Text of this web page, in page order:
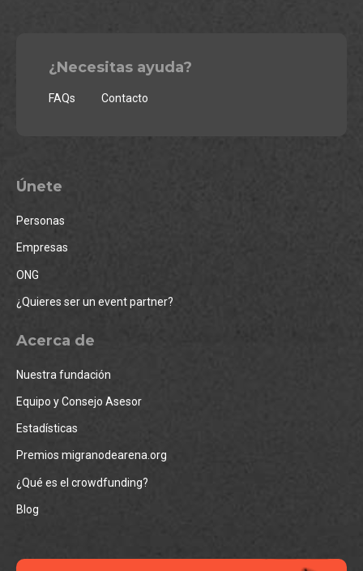
¿Necesitas ayuda?
FAQs Contacto
Únete
Personas
Empresas
ONG
¿Quieres ser un event partner?
Acerca de
Nuestra fundación
Equipo y Consejo Asesor
Estadísticas
Premios migranodearena.org
¿Qué es el crowdfunding?
Blog